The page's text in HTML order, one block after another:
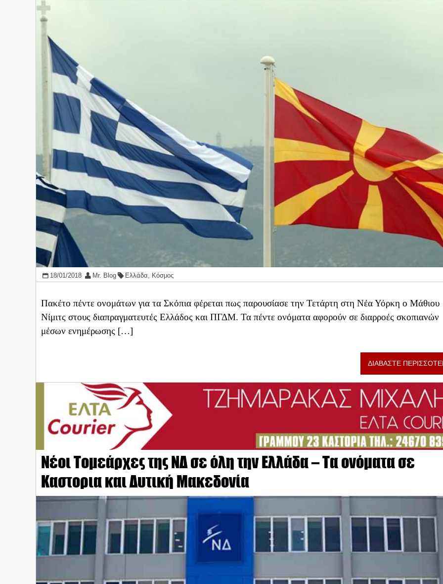
18/01/2018 Mr. Blog Ελλάδα, Κόσμος
Πακέτο πέντε ονομάτων για τα Σκόπια φέρεται πως παρουσίασε την Τετάρτη στη Νέα Υόρκη ο Μάθιου
Νίμιτς στους διαπραγματευτές Ελλάδος και ΠΓΔΜ. Τα πέντε ονόματα αφορούν σε διαρροές σκοπιανών
μέσων ενημέρωσης […]
ΔΙΑΒΑΣΤΕ
Νέοι Τομεάρχες της ΝΔ σε όλη την Ελλάδα – Τα ονόματα σε
Καστορια και Δυτική Μακεδονία